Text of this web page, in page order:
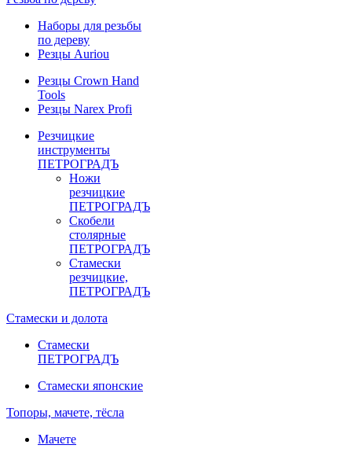
Наборы для резьбы
по дереву
Резцы Auriou
Резцы Crown Hand
Tools
Резцы Narex Profi
Резчицкие
инструменты
ПЕТРОГРАДЪ
Ножи
резчицкие
ПЕТРОГРАДЪ
Скобели
столярные
ПЕТРОГРАДЪ
Стамески
резчицкие,
ПЕТРОГРАДЪ
Стамески и долота
Стамески
ПЕТРОГРАДЪ
Стамески японские
Топоры, мачете, тёсла
Мачете